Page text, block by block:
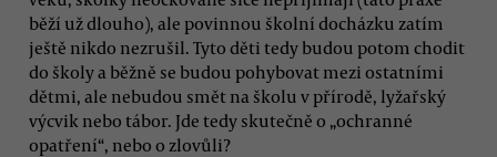
běží už dlouho), ale povinnou školní docházku zatím
ještě nikdo nezrušil. Tyto děti tedy budou potom chodit
do školy a běžně se budou pohybovat mezi ostatními
dětmi, ale nebudou smět na školu v přírodě, lyžařský
výcvik nebo tábor. Jde tedy skutečně o „ochranné
opatření“, nebo o zlovůli?